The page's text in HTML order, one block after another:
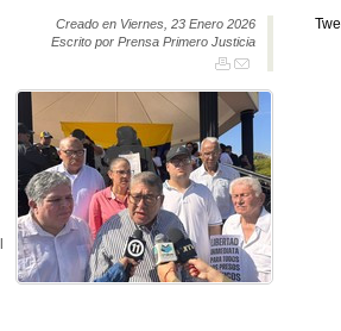
Creado en Viernes, 23 Enero 2026
Escrito por Prensa Primero Justicia